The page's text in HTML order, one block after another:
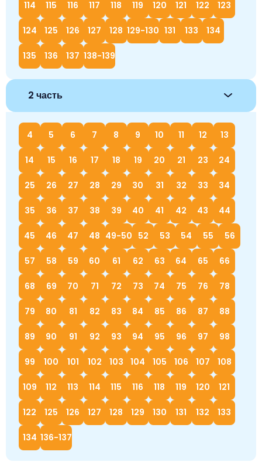
114 115 116 117 118 119 120 121 122 123
124 125 126 127 128 129-130 131 133 134
135 136 137 138-139
2 часть
4 5 6 7 8 9 10 11 12 13
14 15 16 17 18 19 20 21 23 24
25 26 27 28 29 30 31 32 33 34
35 36 37 38 39 40 41 42 43 44
45 46 47 48 49-50 52 53 54 55 56
57 58 59 60 61 62 63 64 65 66
68 69 70 71 72 73 74 75 76 78
79 80 81 82 83 84 85 86 87 88
89 90 91 92 93 94 95 96 97 98
99 100 101 102 103 104 105 106 107 108
109 112 113 114 115 116 118 119 120 121
122 125 126 127 128 129 130 131 132 133
134 136-137